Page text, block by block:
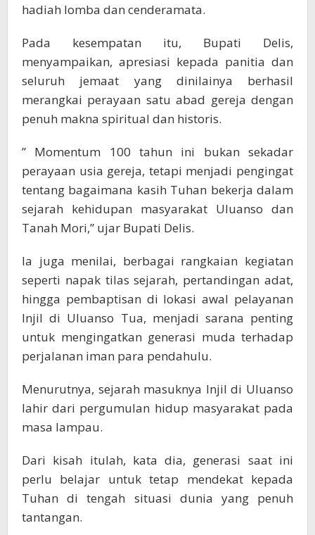
hadiah lomba dan cenderamata.
Pada kesempatan itu, Bupati Delis,
menyampaikan, apresiasi kepada panitia dan
seluruh jemaat yang dinilainya berhasil
merangkai perayaan satu abad gereja dengan
penuh makna spiritual dan historis.
” Momentum 100 tahun ini bukan sekadar
perayaan usia gereja, tetapi menjadi pengingat
tentang bagaimana kasih Tuhan bekerja dalam
sejarah kehidupan masyarakat Uluanso dan
Tanah Mori,” ujar Bupati Delis.
Ia juga menilai, berbagai rangkaian kegiatan
seperti napak tilas sejarah, pertandingan adat,
hingga pembaptisan di lokasi awal pelayanan
Injil di Uluanso Tua, menjadi sarana penting
untuk mengingatkan generasi muda terhadap
perjalanan iman para pendahulu.
Menurutnya, sejarah masuknya Injil di Uluanso
lahir dari pergumulan hidup masyarakat pada
masa lampau.
Dari kisah itulah, kata dia, generasi saat ini
perlu belajar untuk tetap mendekat kepada
Tuhan di tengah situasi dunia yang penuh
tantangan.